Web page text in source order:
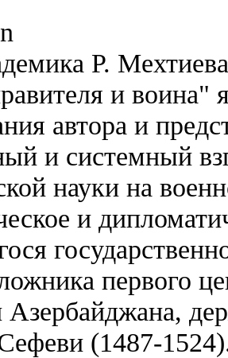
Р.
и воина"
автора и
и системный
науки на
и
первого
Азербайджана,
(1487-